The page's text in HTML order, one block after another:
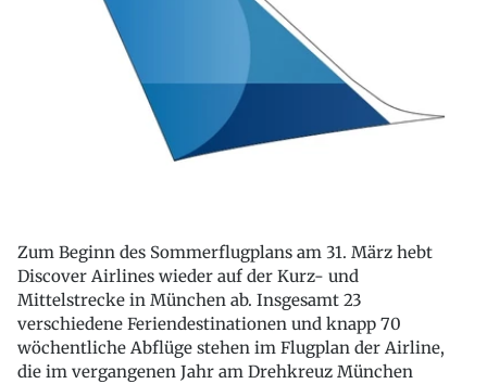
Zum Beginn des Sommerflugplans am 31. März hebt
Discover Airlines wieder auf der Kurz- und
Mittelstrecke in München ab. Insgesamt 23
verschiedene Feriendestinationen und knapp 70
wöchentliche Abflüge stehen im Flugplan der Airline,
die im vergangenen Jahr am Drehkreuz München